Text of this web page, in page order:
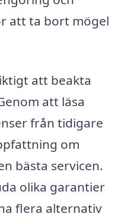
att ta bort mögel
att beakta
att läsa
från tidigare
om
bästa servicen.
olika garantier
flera alternativ